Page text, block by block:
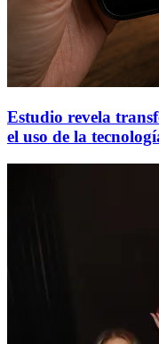
Estudio revela
el uso de la